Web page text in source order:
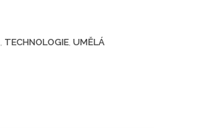
TECHNOLOGIE UMĚLÁ